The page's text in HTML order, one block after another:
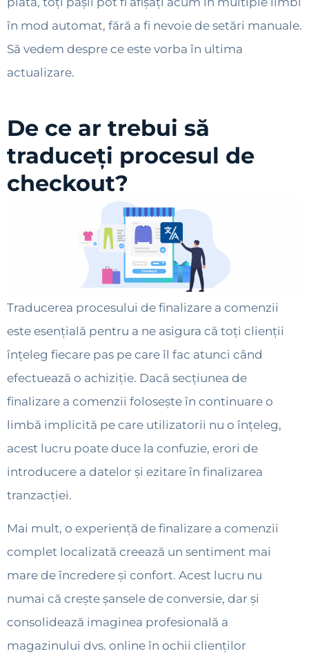
în mod automat, fără a fi nevoie de setări manuale.
Să vedem despre ce este vorba în ultima
actualizare.
De ce ar trebui să
traduceți procesul de
checkout?
Traducerea procesului de finalizare a comenzii
este esențială pentru a ne asigura că toți clienții
înțeleg fiecare pas pe care îl fac atunci când
efectuează o achiziție. Dacă secțiunea de
finalizare a comenzii folosește în continuare o
limbă implicită pe care utilizatorii nu o înțeleg,
acest lucru poate duce la confuzie, erori de
introducere a datelor și ezitare în finalizarea
tranzacției.
Mai mult, o experiență de finalizare a comenzii
complet localizată creează un sentiment mai
mare de încredere și confort. Acest lucru nu
numai că crește șansele de conversie, dar și
consolidează imaginea profesională a
magazinului dvs. online în ochii clienților